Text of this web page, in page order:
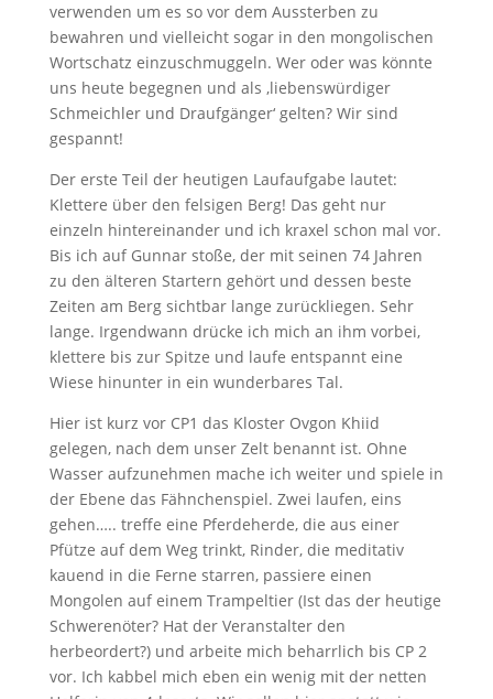
verwenden um es so vor dem Aussterben zu
bewahren und vielleicht sogar in den mongolischen
Wortschatz einzuschmuggeln. Wer oder was könnte
uns heute begegnen und als ‚liebenswürdiger
Schmeichler und Draufgänger‘ gelten? Wir sind
gespannt!
Der erste Teil der heutigen Laufaufgabe lautet:
Klettere über den felsigen Berg! Das geht nur
einzeln hintereinander und ich kraxel schon mal vor.
Bis ich auf Gunnar stoße, der mit seinen 74 Jahren
zu den älteren Startern gehört und dessen beste
Zeiten am Berg sichtbar lange zurückliegen. Sehr
lange. Irgendwann drücke ich mich an ihm vorbei,
klettere bis zur Spitze und laufe entspannt eine
Wiese hinunter in ein wunderbares Tal.
Hier ist kurz vor CP1 das Kloster Ovgon Khiid
gelegen, nach dem unser Zelt benannt ist. Ohne
Wasser aufzunehmen mache ich weiter und spiele in
der Ebene das Fähnchenspiel. Zwei laufen, eins
gehen….. treffe eine Pferdeherde, die aus einer
Pfütze auf dem Weg trinkt, Rinder, die meditativ
kauend in die Ferne starren, passiere einen
Mongolen auf einem Trampeltier (Ist das der heutige
Schwerenöter? Hat der Veranstalter den
herbeordert?) und arbeite mich beharrlich bis CP 2
vor. Ich kabbel mich eben ein wenig mit der netten